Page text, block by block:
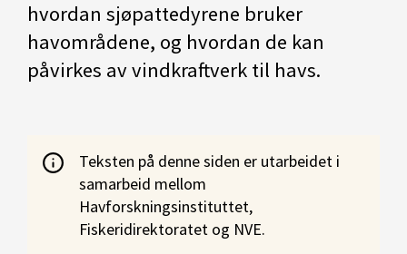
hvordan sjøpattedyrene bruker
havområdene, og hvordan de kan
påvirkes av vindkraftverk til havs.
Teksten på denne siden er utarbeidet i
samarbeid mellom
Havforskningsinstituttet,
Fiskeridirektoratet og NVE.